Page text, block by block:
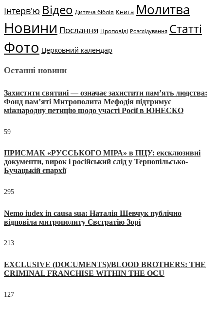
Інтерв'ю Відео Дитяча біблія Книга Молитва
Новини Послання Проповіді Розслідування Статті
Фото Церковний календар
Останні новини
Захистити святині — означає захистити пам’ять людства:
Фонд пам’яті Митрополита Мефодія підтримує
міжнародну петицію щодо участі Росії в ЮНЕСКО
59
ПРИСМАК «РУССЬКОГО МІРА» в ПЦУ: ексклюзивні
документи, вирок і російський слід у Тернопільсько-
Бучацькій єпархії
295
Nemo iudex in causa sua: Наталія Шевчук публічно
відповіла митрополиту Євстратію Зорі
213
EXCLUSIVE (DOCUMENTS)/BLOOD BROTHERS: THE
CRIMINAL FRANCHISE WITHIN THE OCU
127